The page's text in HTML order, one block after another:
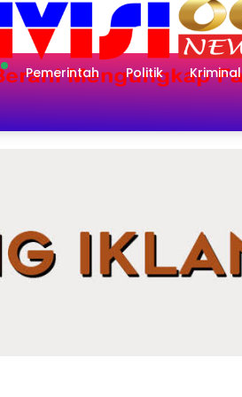
Pemerintah Politik Kriminal